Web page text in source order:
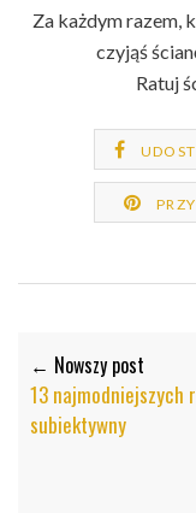
Za każdym razem,
czyjąś
Ratuj
← Nowszy post
13 najmodniejszych
subiektywny